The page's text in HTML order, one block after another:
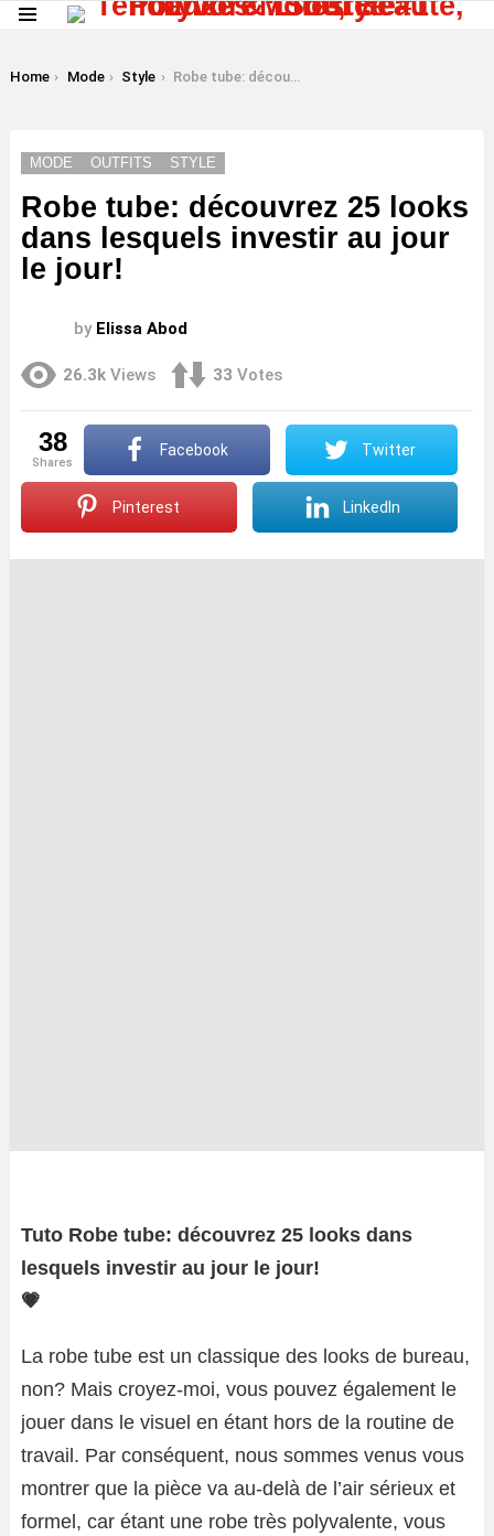
You are here:
Home Mode Style Robe tube: découvrez 25 looks dans lesquels investir au jour le jour!
MODE OUTFITS STYLE
Robe tube: découvrez 25 looks
dans lesquels investir au jour
le jour!
by Elissa Abod
26.3k Views 33 Votes
38
shares
Facebook Twitter
Pinterest LinkedIn
Tuto Robe tube: découvrez 25 looks dans
lesquels investir au jour le jour!
💗
La robe tube est un classique des looks de bureau,
non? Mais croyez-moi, vous pouvez également le
jouer dans le visuel en étant hors de la routine de
travail. Par conséquent, nous sommes venus vous
montrer que la pièce va au-delà de l’air sérieux et
formel, car étant une robe très polyvalente, vous